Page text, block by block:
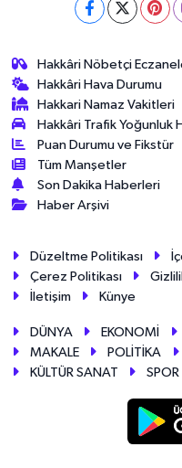
Hakkâri Nöbetçi
Hakkâri Hava Durumu
Hakkari Namaz Vakitleri
Hakkâri Trafik Yoğunluk
Puan Durumu ve Fikstür
Tüm Manşetler
Son Dakika Haberleri
Haber Arşivi
Düzeltme Politikası
Çerez Politikası
İletişim
Künye
DÜNYA EKONOMİ
MAKALE
POLİTİKA
KÜLTÜR SANAT
SPOR